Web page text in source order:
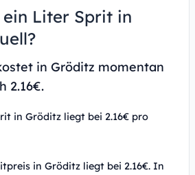
Liter Sprit in
in Gröditz momentan
2.16€.
in Gröditz liegt bei 2.16€ pro
in Gröditz liegt bei 2.16€. In